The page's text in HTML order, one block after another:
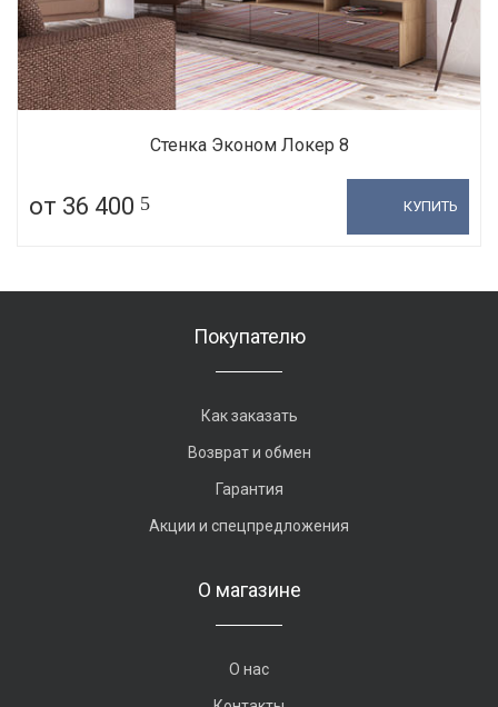
Стенка Эконом Локер 8
от 36 400 5 КУПИТЬ
Покупателю
Как заказать
Возврат и обмен
Гарантия
Акции и спецпредложения
О магазине
О нас